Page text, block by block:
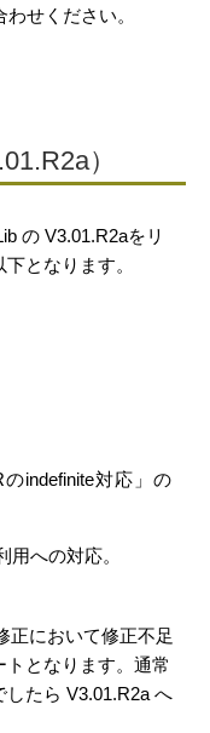
せください。
）
の V3.01.R2aをリ
となります。
indefinite対応」の
への対応。
正において修正不足
となります。通常
たら V3.01.R2a へ